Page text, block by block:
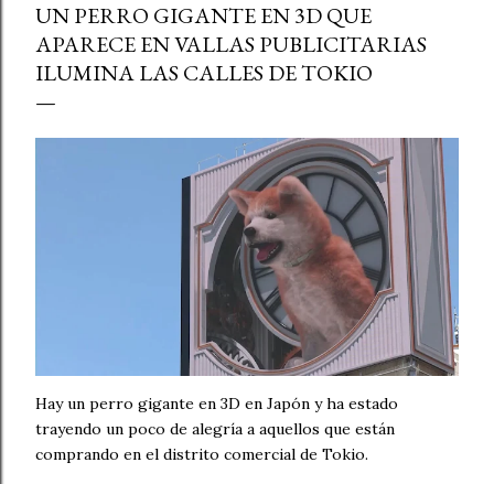
UN PERRO GIGANTE EN 3D QUE
APARECE EN VALLAS PUBLICITARIAS
ILUMINA LAS CALLES DE TOKIO
Hay un perro gigante en 3D en Japón y ha estado
trayendo un poco de alegría a aquellos que están
comprando en el distrito comercial de Tokio.